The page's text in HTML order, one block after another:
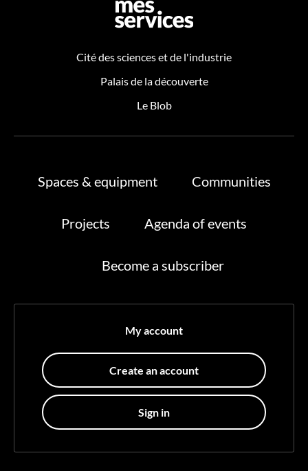
Cité des sciences et de l'industrie
Palais de la découverte
Le Blob
My account
Create an account
Sign in
Spaces & equipment Communities
Projects Agenda of events
Become a subscriber